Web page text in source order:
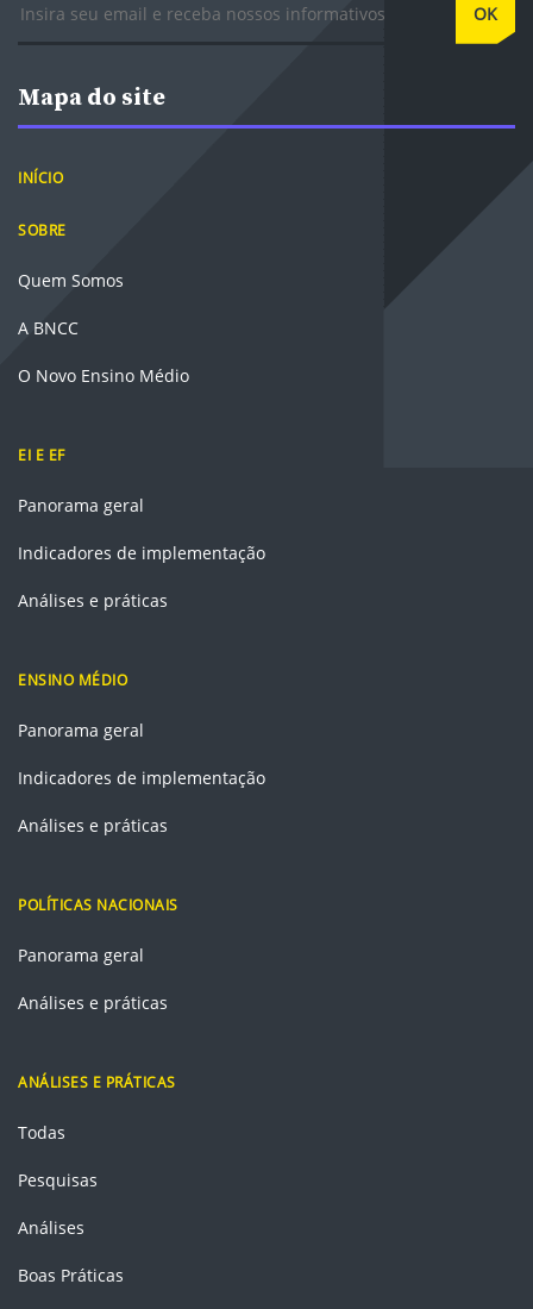
OK
Mapa do site
INÍCIO
SOBRE
Quem Somos
A BNCC
O Novo Ensino Médio
EI E EF
Panorama geral
Indicadores de implementação
Análises e práticas
ENSINO MÉDIO
Panorama geral
Indicadores de implementação
Análises e práticas
POLÍTICAS NACIONAIS
Panorama geral
Análises e práticas
ANÁLISES E PRÁTICAS
Todas
Pesquisas
Análises
Boas Práticas